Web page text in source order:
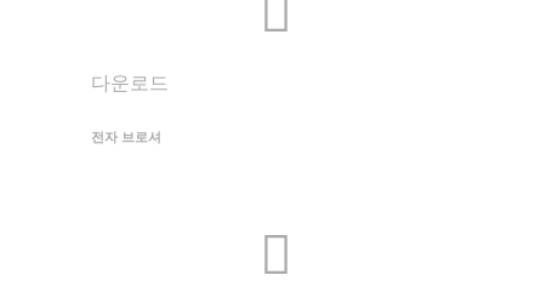
다운로드
전자 브로셔